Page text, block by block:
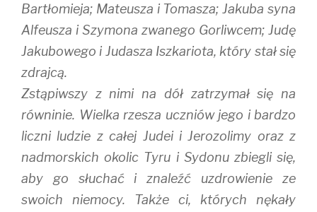
Bartłomieja; Mateusza i Tomasza; Jakuba syna
Alfeusza i Szymona zwanego Gorliwcem; Judę
Jakubowego i Judasza Iszkariota, który stał się
zdrajcą.
Zstąpiwszy z nimi na dół zatrzymał się na
równinie. Wielka rzesza uczniów jego i bardzo
liczni ludzie z całej Judei i Jerozolimy oraz z
nadmorskich okolic Tyru i Sydonu zbiegli się,
aby go słuchać i znaleźć uzdrowienie ze
swoich niemocy. Także ci, których nękały